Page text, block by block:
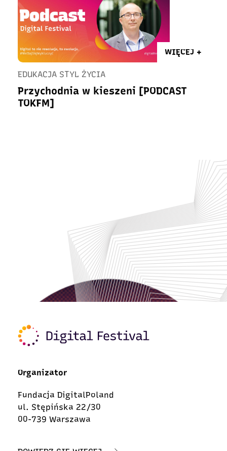
WIĘCEJ +
EDUKACJA STYL ŻYCIA
Przychodnia w kieszeni [PODCAST
TOKFM]
Organizator
Fundacja DigitalPoland
ul. Stępińska 22/30
00-739 Warszawa